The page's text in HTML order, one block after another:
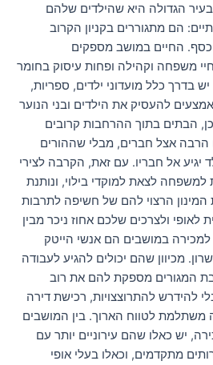
הגדולה היא שהילדים שלהם
הם מתגוררים בקניון הקרוב
כסף. החיים במושב מספקים
משפחה וקהילה ופחות עיסוק בחומר
בדרך כלל מועדוני ילדים, ספריות,
להעסיק את הילדים ובני הנוער
הבתים בתוך ההרחבות קרובים
הרבה אצל חברים, מבלי שההורים
יגיע אל חבריו. עם זאת, הקרבה לצירי
לצאת למוקדי בילוי, ונותנת
הרצוי להם של חשיפה לתרבות
ולצרכים שלכם אחוז ניכר מבין
למכירה במושבים הם אנשי הייטק
מכיוון שהם יכולים להגיע לעבודה
המגורים מספקת להם את רוב
להידרש להתרוצצויות, רכישת דירה
לטווח הארוך. בין המושבים
יש כאלו שהם עירוניים יותר עם
מתקדמים, וכאלו בעלי אופי